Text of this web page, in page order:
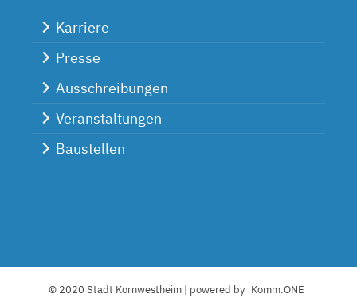
Karriere
Presse
Ausschreibungen
Veranstaltungen
Baustellen
© 2020 Stadt Kornwestheim | powered by Komm.ONE